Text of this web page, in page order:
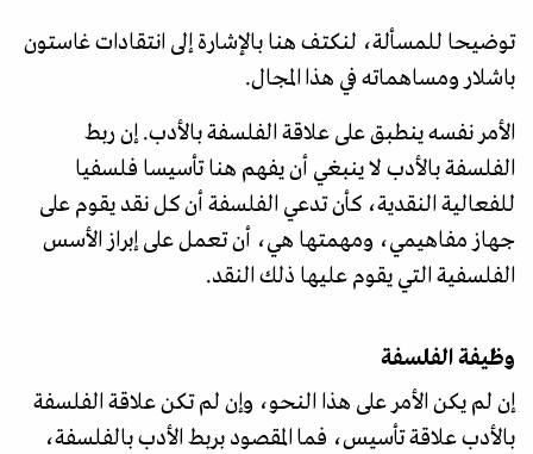
توضيحا للمسألة، لنكتف هنا بالإشارة إلى انتقادات غاستون
باشلار ومساهماته في هذا المجال.
الأمر نفسه ينطبق على علاقة الفلسفة بالأدب. إن ربط
الفلسفة بالأدب لا ينبغي أن يفهم هنا تأسيسا فلسفيا
للفعالية النقدية، كأن تدعي الفلسفة أن كل نقد يقوم على
جهاز مفاهيمي، ومهمتها هي، أن تعمل على إبراز الأسس
الفلسفية التي يقوم عليها ذلك النقد.
وظيفة الفلسفة
إن لم يكن الأمر على هذا النحو، وإن لم تكن علاقة الفلسفة
بالأدب علاقة تأسيس، فما المقصود بربط الأدب بالفلسفة،